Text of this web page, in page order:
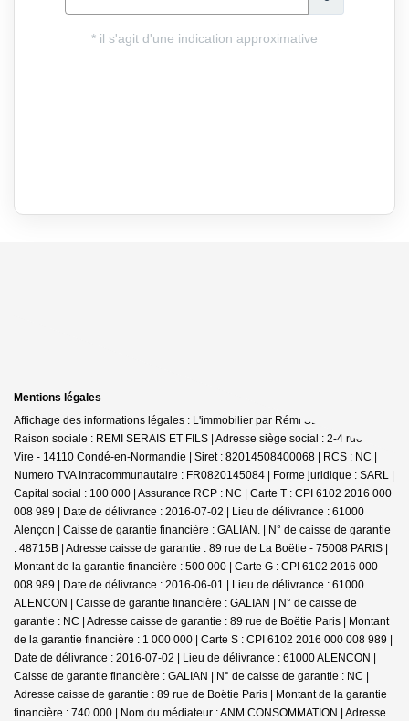
Mentions légales
Affichage des informations légales : L'immobilier par Rémi SERAIS - Condé |
Raison sociale : REMI SERAIS ET FILS | Adresse siège social : 2-4 rue de
Vire - 14110 Condé-en-Normandie | Siret : 82014508400068 | RCS : NC |
Numero TVA Intracommunautaire : FR0820145084 | Forme juridique : SARL |
Capital social : 100 000 | Assurance RCP : NC | Carte T : CPI 6102 2016 000
008 989 | Date de délivrance : 2016-07-02 | Lieu de délivrance : 61000
Alençon | Caisse de garantie financière : GALIAN. | N° de caisse de garantie
: 48715B | Adresse caisse de garantie : 89 rue de La Boëtie - 75008 PARIS |
Montant de la garantie financière : 500 000 | Carte G : CPI 6102 2016 000
008 989 | Date de délivrance : 2016-06-01 | Lieu de délivrance : 61000
ALENCON | Caisse de garantie financière : GALIAN | N° de caisse de
garantie : NC | Adresse caisse de garantie : 89 rue de Boëtie Paris | Montant
de la garantie financière : 1 000 000 | Carte S : CPI 6102 2016 000 008 989 |
Date de délivrance : 2016-07-02 | Lieu de délivrance : 61000 ALENCON |
Caisse de garantie financière : GALIAN | N° de caisse de garantie : NC |
Adresse caisse de garantie : 89 rue de Boëtie Paris | Montant de la garantie
financière : 740 000 | Nom du médiateur : ANM CONSOMMATION | Adresse